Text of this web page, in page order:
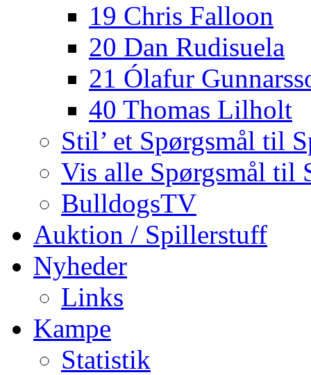
19 Chris Falloon
20 Dan Rudisuela
21 Ólafur
40 Thomas Lilholt
Stil’ et Spørgsmål til
Vis alle Spørgsmål til
BulldogsTV
Auktion / Spillerstuff
Nyheder
Links
Kampe
Statistik